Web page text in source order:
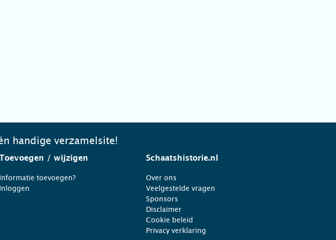
handige verzamelsite!
/ wijzigen
Informatie toevoegen?
Inloggen
Schaatshistorie.nl
Over ons
Veelgestelde vragen
Sponsors
Disclaimer
Cookie beleid
Privacy verklaring